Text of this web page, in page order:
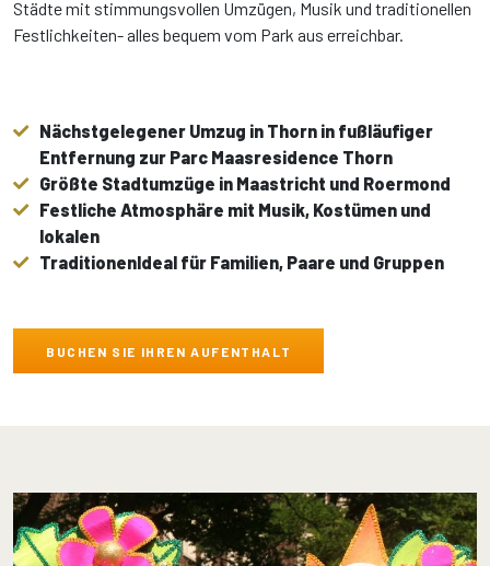
Städte mit stimmungsvollen Umzügen, Musik und traditionellen
Festlichkeiten- alles bequem vom Park aus erreichbar.
Nächstgelegener Umzug in Thorn in fußläufiger
Entfernung zur Parc Maasresidence Thorn
Größte Stadtumzüge in Maastricht und Roermond
Festliche Atmosphäre mit Musik, Kostümen und
lokalen
TraditionenIdeal für Familien, Paare und Gruppen
BUCHEN SIE IHREN AUFENTHALT